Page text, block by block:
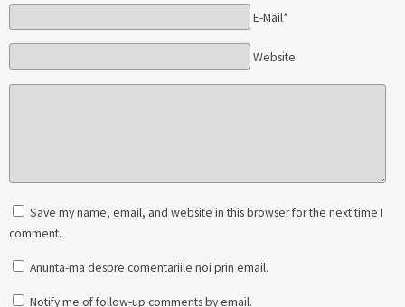
E-Mail*
Website
Save my name, email, and website in this browser for the next time I
comment.
Anunta-ma despre comentariile noi prin email.
Notify me of follow-up comments by email.